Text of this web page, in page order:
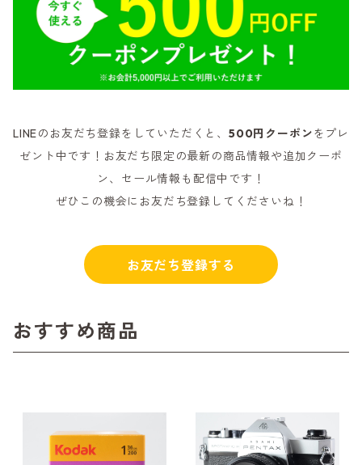
LINEのお友だち登録をしていただくと、500円クーポンをプレ
ゼント中です！お友だち限定の最新の商品情報や追加クーポ
ン、セール情報も配信中です！
ぜひこの機会にお友だち登録してくださいね！
お友だち登録する
おすすめ商品